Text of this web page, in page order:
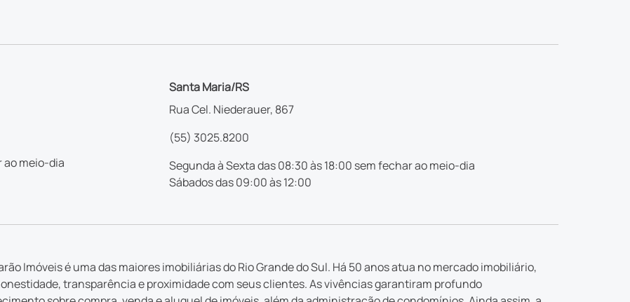
ao meio-dia
Santa Maria/RS
Rua Cel. Niederauer, 867
(55) 3025.8200
Segunda à Sexta das 08:30 às 18:00 sem fechar ao meio-dia
Sábados das 09:00 às 12:00
Imóveis é uma das maiores imobiliárias do Rio Grande do Sul. Há 50 anos atua no mercado imobiliário,
transparência e proximidade com seus clientes. As vivências garantiram profundo